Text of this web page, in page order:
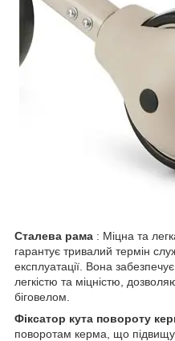
Сталева рама : Міцна та
гарантує тривалий термін
експлуатації. Вона
легкістю та міцністю,
біговелом.
Фіксатор кута повороту
поворотам керма, що